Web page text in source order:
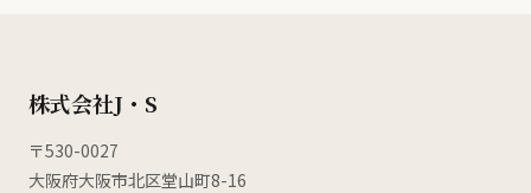
株式会社J・S
〒530-0027
大阪府大阪市北区堂山町8-16